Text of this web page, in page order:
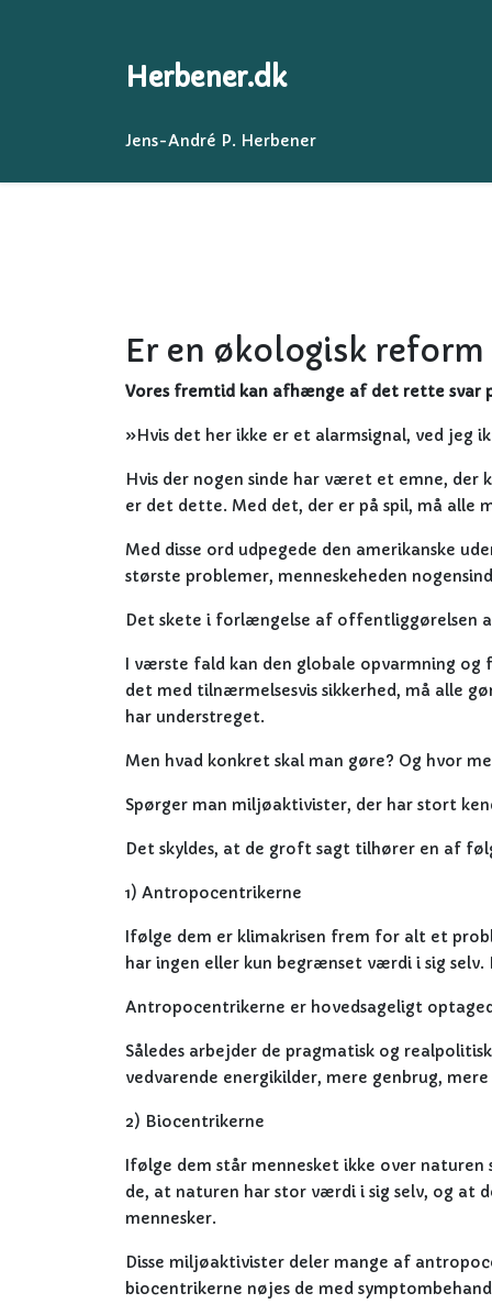
Herbener.dk
Jens-André P. Herbener
Er en økologisk
Vores fremtid kan afhænge af det rette svar
»Hvis det her ikke er et alarmsignal, ved jeg
Hvis der nogen sinde har været et emne,
er det dette. Med det, der er på spil, må alle
Med disse ord udpegede den amerikanske
største problemer, menneskeheden
Det skete i forlængelse af offentliggørelsen
I værste fald kan den globale opvarmning
det med tilnærmelsesvis sikkerhed, må alle
har understreget.
Men hvad konkret skal man gøre? Og hvor
Spørger man miljøaktivister, der har stort
Det skyldes, at de groft sagt tilhører en af
1) Antropocentrikerne
Ifølge dem er klimakrisen frem for alt et
har ingen eller kun begrænset værdi i sig
Antropocentrikerne er hovedsageligt
Således arbejder de pragmatisk og
vedvarende energikilder, mere genbrug,
2) Biocentrikerne
Ifølge dem står mennesket ikke over naturen
de, at naturen har stor værdi i sig selv, og at
mennesker.
Disse miljøaktivister deler mange af
biocentrikerne nøjes de med